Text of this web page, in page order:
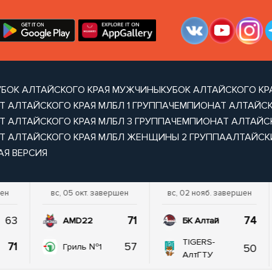
АЛТАЙСКОГО КРАЯ МУЖЧИНЫКУБОК АЛТАЙСКОГО
АЛТАЙСКОГО КРАЯ МЛБЛ 1 ГРУППАЧЕМПИОНАТ
АЛТАЙСКОГО КРАЯ МЛБЛ 3 ГРУППАЧЕМПИОНАТ
АЛТАЙСКОГО КРАЯ МЛБЛ ЖЕНЩИНЫ 2 ГРУППА
ВЕРСИЯ
63
71
вс, 05 окт. завершен
AMD22 71
Гриль №1 57
вс, 02 нояб. завершен
БК Алтай 74
TIGERS-
АлтГТУ
50